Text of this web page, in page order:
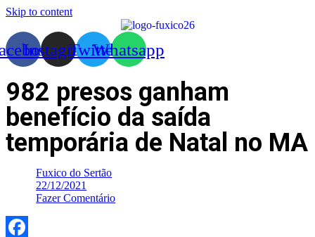
Skip to content
InstagramTwitterWhatsapp
982 presos ganham
benefício da saída
temporária de Natal no MA
Fuxico do Sertão
22/12/2021
Fazer Comentário